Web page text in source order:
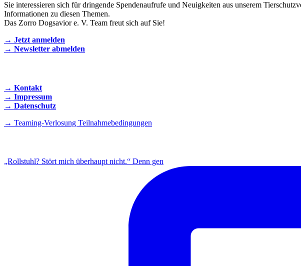
Sie interessieren sich für dringende Spendenaufrufe und Neuigkeiten aus unserem
Informationen zu diesen Themen.
Das Zorro Dogsavior e. V. Team freut sich auf Sie!
→ Jetzt anmelden
→ Newsletter abmelden
→ Kontakt
→ Impressum
→ Datenschutz
→ Teaming-Verlosung Teilnahmebedingungen
„Rollstuhl? Stört mich überhaupt nicht.“ Denn gen